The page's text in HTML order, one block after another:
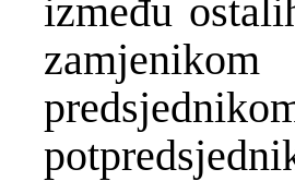
između